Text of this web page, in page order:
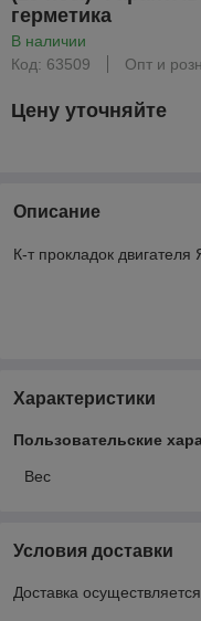
герметика
В наличии
Код: 63509
Опт и
Цену уточняйте
Описание
К-т прокладок
Характеристики
Пользовательские
Вес
Условия доставки
Доставка